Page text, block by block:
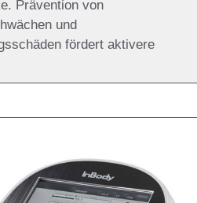
Prävention von
und
fördert aktivere